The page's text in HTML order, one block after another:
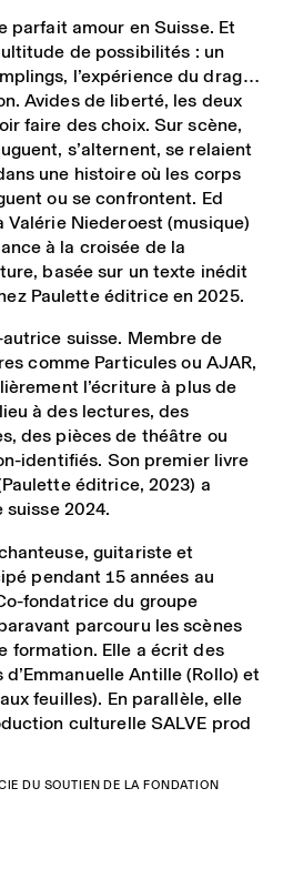
parfait amour en Suisse. Et
de possibilités : un
l’expérience du drag…
Avides de liberté, les deux
faire des choix. Sur scène,
s’alternent, se relaient
une histoire où les corps
ou se confrontent. Ed
Valérie Niederoest (musique)
à la croisée de la
basée sur un texte inédit
Paulette éditrice en 2025.
suisse. Membre de
comme Particules ou AJAR,
l’écriture à plus de
à des lectures, des
des pièces de théâtre ou
identifiés. Son premier livre
éditrice, 2023) a
2024.
guitariste et
pendant 15 années au
fondatrice du groupe
parcouru les scènes
formation. Elle a écrit des
Antille (Rollo) et
feuilles). En parallèle, elle
culturelle SALVE prod
DU SOUTIEN DE LA FONDATION